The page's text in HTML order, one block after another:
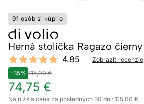
91 osôb si kúpilo
Herná stolička Ragazo čierny
Reviews
4.85 out of 5 stars 4.85
Zobraziť recenzie
-35% 115,00 €
74,75 €
Najnižšia cena za posledných 30 dní: 115,00 €